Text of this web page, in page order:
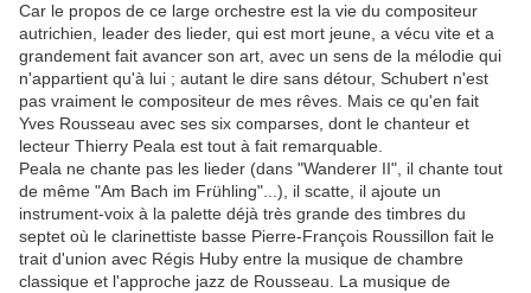
Car le propos de ce large orchestre est la vie du compositeur
autrichien, leader des lieder, qui est mort jeune, a vécu vite et a
grandement fait avancer son art, avec un sens de la mélodie qui
n'appartient qu'à lui ; autant le dire sans détour, Schubert n'est
pas vraiment le compositeur de mes rêves. Mais ce qu'en fait
Yves Rousseau avec ses six comparses, dont le chanteur et
lecteur Thierry Peala est tout à fait remarquable.
Peala ne chante pas les lieder (dans "Wanderer II", il chante tout
de même "Am Bach im Frühling"...), il scatte, il ajoute un
instrument-voix à la palette déjà très grande des timbres du
septet où le clarinettiste basse Pierre-François Roussillon fait le
trait d'union avec Régis Huby entre la musique de chambre
classique et l'approche jazz de Rousseau. La musique de